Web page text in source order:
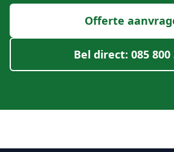
Offerte
Bel direct: 085 800